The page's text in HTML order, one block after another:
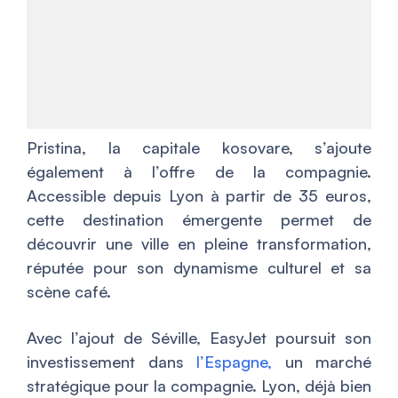
Pristina, la capitale kosovare, s’ajoute
également à l’offre de la compagnie.
Accessible depuis Lyon à partir de 35 euros,
cette destination émergente permet de
découvrir une ville en pleine transformation,
réputée pour son dynamisme culturel et sa
scène café.
Avec l’ajout de Séville, EasyJet poursuit son
investissement dans l’Espagne, un marché
stratégique pour la compagnie. Lyon, déjà bien